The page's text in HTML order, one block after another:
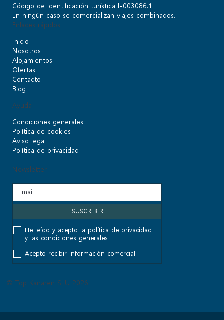
Código de identificación turística I-003086.1
En ningún caso se comercializan viajes combinados.
Enlaces rápidos
Inicio
Nosotros
Alojamientos
Ofertas
Contacto
Blog
Ayuda
Condiciones generales
Política de cookies
Aviso legal
Política de privacidad
Newsletter
He leído y acepto la política de privacidad
y las condiciones generales
Acepto recibir información comercial
© Top Kanaren SLU 2026